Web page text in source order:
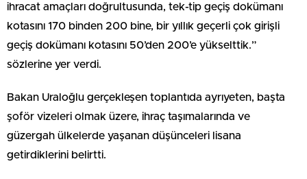
ihracat amaçları doğrultusunda, tek-tip geçiş dokümanı
kotasını 170 binden 200 bine, bir yıllık geçerli çok girişli
geçiş dokümanı kotasını 50’den 200’e yükselttik.”
sözlerine yer verdi.
Bakan Uraloğlu gerçekleşen toplantıda ayrıyeten, başta
şoför vizeleri olmak üzere, ihraç taşımalarında ve
güzergah ülkelerde yaşanan düşünceleri lisana
getirdiklerini belirtti.